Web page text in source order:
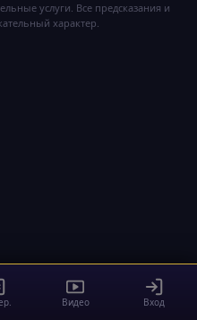
услуги. Все предсказания и
характер.
Видео Вход